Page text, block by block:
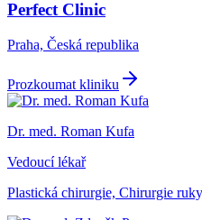
Perfect Clinic
Praha, Česká republika
Prozkoumat kliniku
Dr. med. Roman Kufa
Vedoucí lékař
Plastická chirurgie, Chirurgie